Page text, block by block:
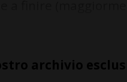
archivio